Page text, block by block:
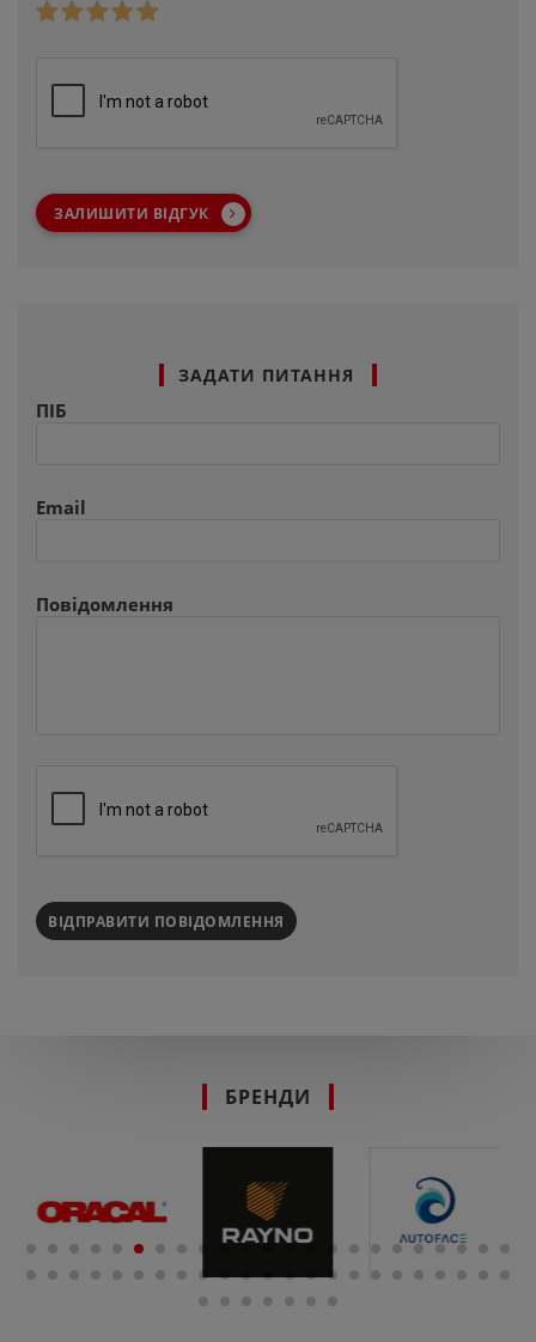
ЗАЛИШИТИ ВІДГУК
ЗАДАТИ ПИТАННЯ
ПІБ
Email
Повідомлення
ВІДПРАВИТИ ПОВІДОМЛЕННЯ
БРЕНДИ